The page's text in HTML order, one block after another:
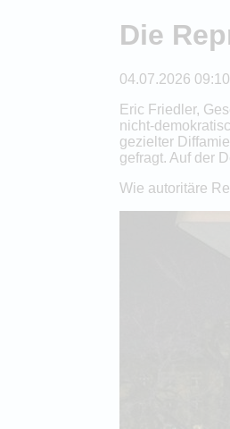
Die
04.07.2026 09:10
Eric Friedler,
nicht-
gezielter
gefragt. Auf der
Wie autoritäre